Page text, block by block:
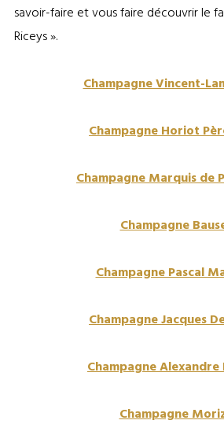
savoir-faire et vous faire découvrir le
Riceys ».
Champagne Vincent-
Champagne Horiot
Champagne Marquis de
Champagne
Champagne Pascal
Champagne Jacques
Champagne
Champagne